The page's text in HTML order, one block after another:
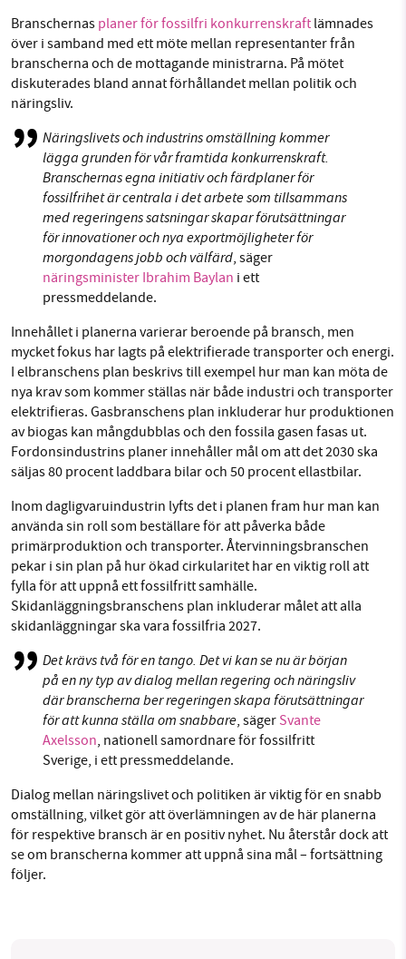
Branschernas planer för fossilfri konkurrenskraft lämnades
över i samband med ett möte mellan representanter från
branscherna och de mottagande ministrarna. På mötet
diskuterades bland annat förhållandet mellan politik och
näringsliv.
Näringslivets och industrins omställning kommer
lägga grunden för vår framtida konkurrenskraft.
Branschernas egna initiativ och färdplaner för
fossilfrihet är centrala i det arbete som tillsammans
med regeringens satsningar skapar förutsättningar
för innovationer och nya exportmöjligheter för
morgondagens jobb och välfärd, säger
näringsminister Ibrahim Baylan i ett
pressmeddelande.
Innehållet i planerna varierar beroende på bransch, men
mycket fokus har lagts på elektrifierade transporter och energi.
I elbranschens plan beskrivs till exempel hur man kan möta de
nya krav som kommer ställas när både industri och transporter
elektrifieras. Gasbranschens plan inkluderar hur produktionen
av biogas kan mångdubblas och den fossila gasen fasas ut.
Fordonsindustrins planer innehåller mål om att det 2030 ska
säljas 80 procent laddbara bilar och 50 procent ellastbilar.
Inom dagligvaruindustrin lyfts det i planen fram hur man kan
använda sin roll som beställare för att påverka både
primärproduktion och transporter. Återvinningsbranschen
pekar i sin plan på hur ökad cirkularitet har en viktig roll att
fylla för att uppnå ett fossilfritt samhälle.
Skidanläggningsbranschens plan inkluderar målet att alla
skidanläggningar ska vara fossilfria 2027.
Det krävs två för en tango. Det vi kan se nu är början
på en ny typ av dialog mellan regering och näringsliv
där branscherna ber regeringen skapa förutsättningar
för att kunna ställa om snabbare, säger Svante
Axelsson, nationell samordnare för fossilfritt
Sverige, i ett pressmeddelande.
Dialog mellan näringslivet och politiken är viktig för en snabb
omställning, vilket gör att överlämningen av de här planerna
för respektive bransch är en positiv nyhet. Nu återstår dock att
se om branscherna kommer att uppnå sina mål – fortsättning
följer.
Läs vad vi vill göra